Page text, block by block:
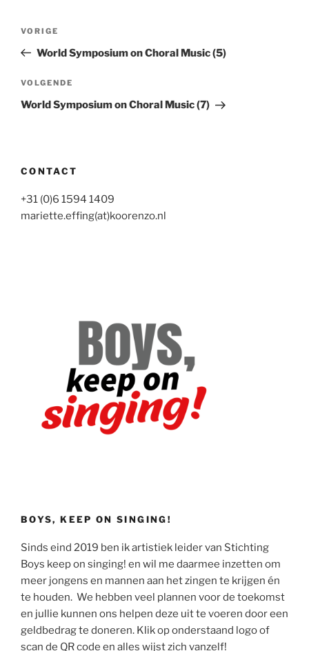
Vorig
bericht
VORIGE
World Symposium on Choral Music (5)
Volgend
bericht
VOLGENDE
World Symposium on Choral Music (7)
CONTACT
+31 (0)6 1594 1409
mariette.effing(at)koorenzo.nl
BOYS, KEEP ON SINGING!
Sinds eind 2019 ben ik artistiek leider van Stichting
Boys keep on singing! en wil me daarmee inzetten om
meer jongens en mannen aan het zingen te krijgen én
te houden. We hebben veel plannen voor de toekomst
en jullie kunnen ons helpen deze uit te voeren door een
geldbedrag te doneren. Klik op onderstaand logo of
scan de QR code en alles wijst zich vanzelf!